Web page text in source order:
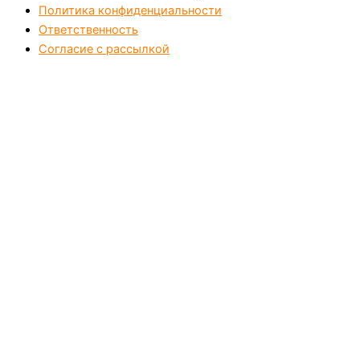
Политика конфиденциальности
Ответственность
Согласие с рассылкой